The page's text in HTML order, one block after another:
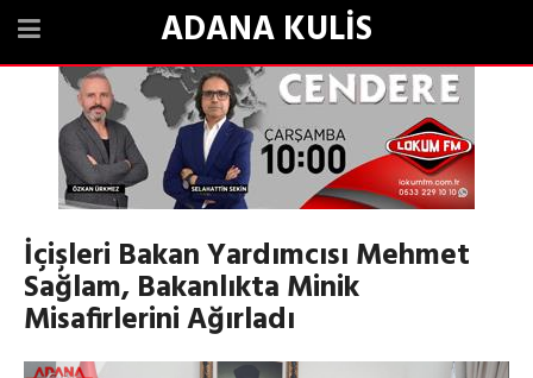
ADANA KULİS
İçişleri Bakan Yardımcısı Mehmet
Sağlam, Bakanlıkta Minik
Misafirlerini Ağırladı